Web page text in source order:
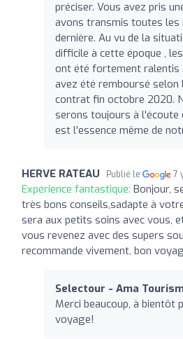
préciser. Vous avez pris
avons transmis toutes
dernière. Au vu de la
difficile à cette époque ,
ont été fortement ralentis
avez été remboursé
contrat fin octobre 2020.
serons toujours à l'écoute
est l'essence même de
HERVE RATEAU Publié le 7
Expérience fantastique: Bonjour,
très bons conseils,sadapte à
sera aux petits soins avec vous,
vous revenez avec des supers
recommande vivement, bon
Selectour - Ama
Merci beaucoup, à bientôt
voyage!